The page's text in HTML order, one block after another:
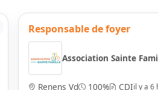
Responsable de foyer
Association Sainte
Renens Vd 100% CDIil y a 6